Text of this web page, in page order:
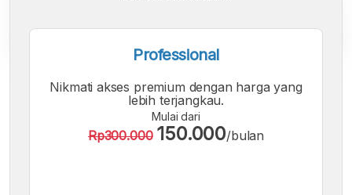
FontFont
Sedang
Font
Besar
Professional
Nikmati akses premium dengan harga yang
lebih terjangkau.
Mulai dari
Rp300.000 150.000/bulan